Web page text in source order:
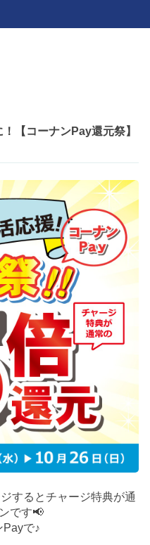
【コーナンPay還元祭】
するとチャージ特典が通
です📢
Payで♪